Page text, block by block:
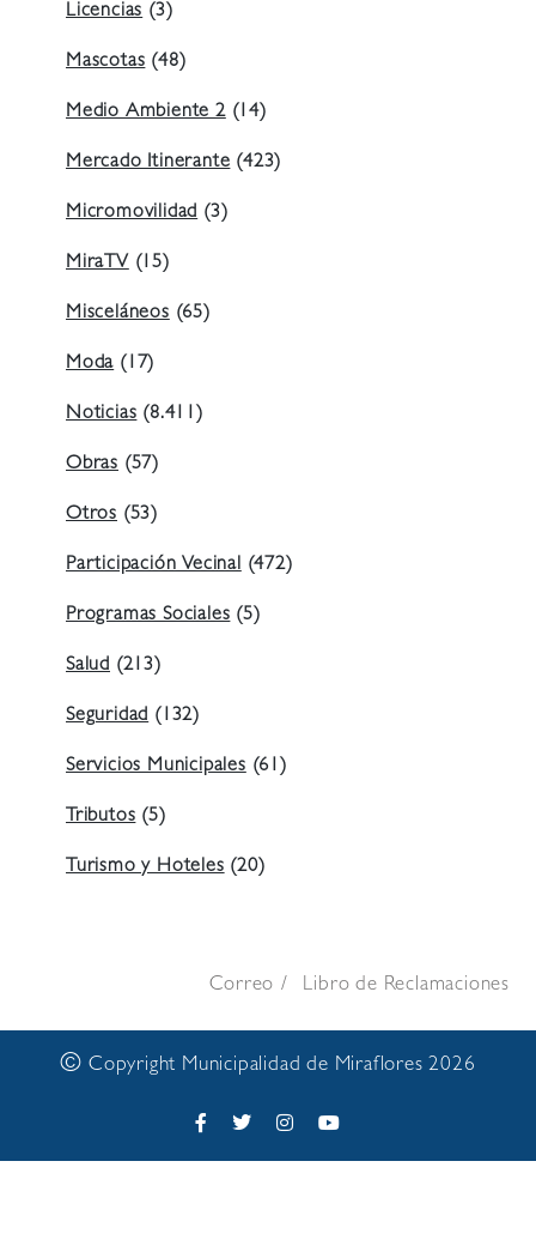
Licencias (3)
Mascotas (48)
Medio Ambiente 2(14)
Mercado Itinerante (423)
Micromovilidad (3)
MiraTV (15)
Misceláneos (65)
Moda (17)
Noticias (8.411)
Obras (57)
Otros (53)
Participación Vecinal (472)
Programas Sociales (5)
Salud (213)
Seguridad (132)
Servicios Municipales (61)
Tributos (5)
Turismo y Hoteles (20)
Correo Libro de Reclamaciones
© Copyright Municipalidad de Miraflores 2026